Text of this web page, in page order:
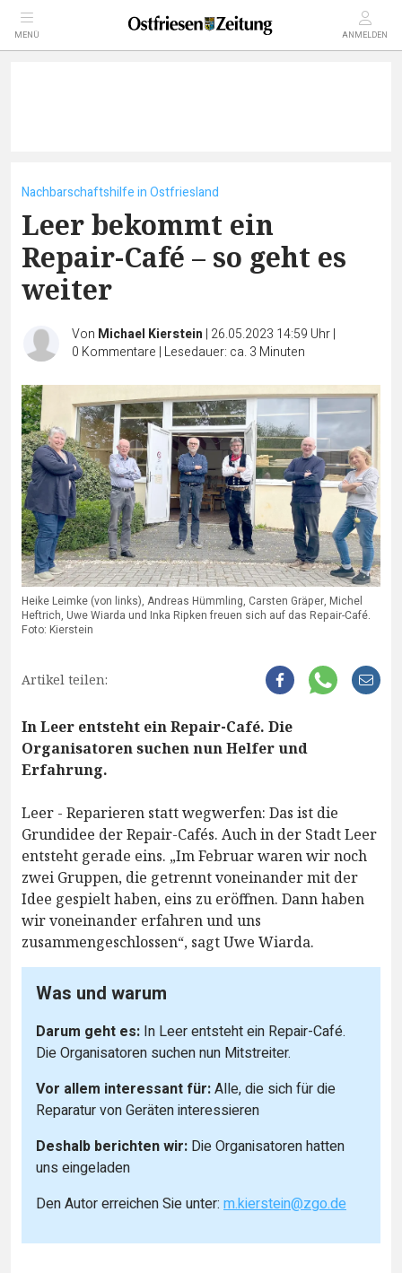
MENÜ ANMELDEN
Nachbarschaftshilfe in Ostfriesland
Leer bekommt ein
Repair-Café – so geht es
weiter
Von Michael Kierstein | 26.05.2023 14:59 Uhr|
0 Kommentare | Lesedauer: ca. 3 Minuten
Heike Leimke (von links), Andreas Hümmling, Carsten Gräper, Michel
Heftrich, Uwe Wiarda und Inka Ripken freuen sich auf das Repair-Café.
Foto: Kierstein
Artikel teilen:
In Leer entsteht ein Repair-Café. Die
Organisatoren suchen nun Helfer und
Erfahrung.
Leer - Reparieren statt wegwerfen: Das ist die
Grundidee der Repair-Cafés. Auch in der Stadt Leer
entsteht gerade eins. „Im Februar waren wir noch
zwei Gruppen, die getrennt voneinander mit der
Idee gespielt haben, eins zu eröffnen. Dann haben
wir voneinander erfahren und uns
zusammengeschlossen“, sagt Uwe Wiarda.
Was und warum
Darum geht es: In Leer entsteht ein Repair-Café.
Die Organisatoren suchen nun Mitstreiter.
Vor allem interessant für:Alle, die sich für die
Reparatur von Geräten interessieren
Deshalb berichten wir: Die Organisatoren hatten
uns eingeladen
Den Autor erreichen Sie unter: m.kierstein@zgo.de